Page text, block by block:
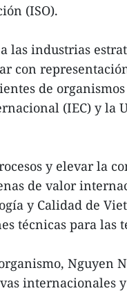
(ISO).
las industrias
con
de
(IEC) y la
y elevar la
de valor
y Calidad de
técnicas para las
Nguyen
internacionales